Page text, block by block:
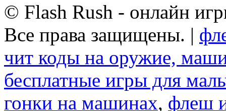
© Flash Rush - онлайн
Все права защищены. |
чит коды на оружие,
бесплатные игры для
гонки на машинах, флеш